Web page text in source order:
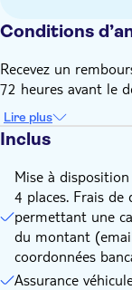
demande des
devez apporter
Veuillez arriver
départ
Attachez vos
contravention,
règles de
Le conducteur
et devra payer
la route
Conditions
Recevez un
72 heures avant le
Lire plus
Inclus
Mise à
4 places. Frais de
permettant une
du montant
coordonnées
Assurance